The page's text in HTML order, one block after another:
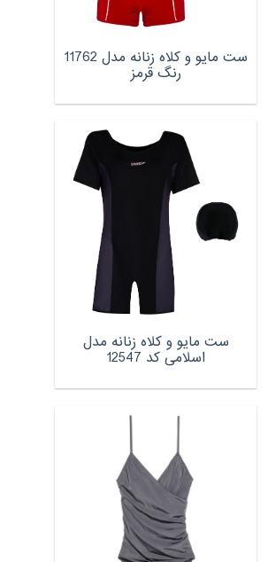
ست مایو و کلاه زنانه مدل 11762
رنگ قرمز
ست مایو و کلاه زنانه مدل
اسلامی کد 12547